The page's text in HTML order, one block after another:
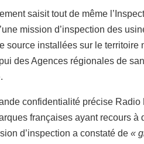
saisit tout de même
mission d’inspection des
source installées sur le territoire
des Agences régionales de
confidentialité précise Radio
françaises ayant recours à
d’inspection a constaté de «